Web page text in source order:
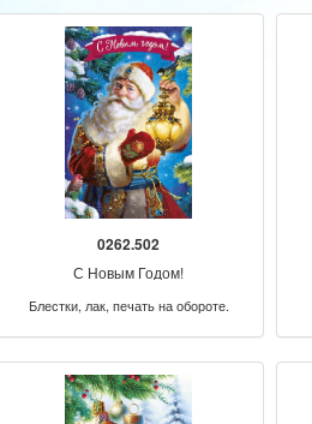
0262.502
С Новым Годом!
Блестки, лак, печать на обороте.